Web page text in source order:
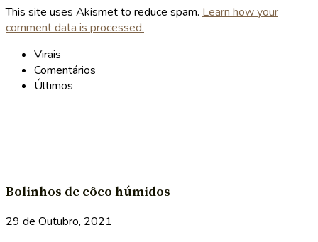
This site uses Akismet to reduce spam. Learn how your
comment data is processed.
Virais
Comentários
Últimos
Bolinhos de côco húmidos
29 de Outubro, 2021